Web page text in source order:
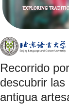
Recorrido
descubrir
antigua